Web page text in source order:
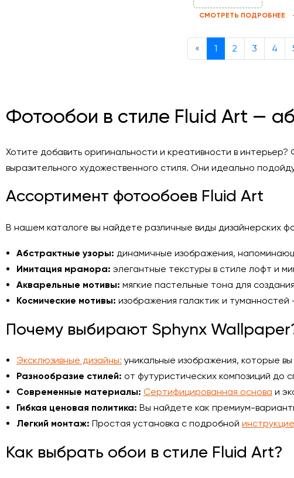
СМОТРЕТЬ ПОДРОБНЕЕ
« Previous
1 2 3 4
Фотообои в стиле Fluid Art —
Хотите добавить оригинальности и креативности в
выразительного художественного стиля. Они идеально
Ассортимент фотообоев Fluid Art
В нашем каталоге вы найдете различные виды дизайнерских
Абстрактные узоры: динамичные изображения,
Имитация мрамора: элегантные текстуры в стиле лофт и
Акварельные мотивы: мягкие пастельные тона для
Космические мотивы: изображения галактик и
Почему выбирают Sphynx
Эксклюзивные дизайны: уникальные изображения, которые
Разнообразие стилей: от футуристических композиций до
Современные материалы: Сертифицированная основа и
Гибкая ценовая политика: Вы найдете как премиум-
Легкий монтаж: Простая установка с подробной
Как выбрать обои в стиле Fluid Art?